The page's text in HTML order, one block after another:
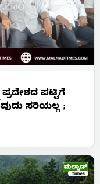
ಪಟ್ಟಿಗೆ
ಸರಿಯಲ್ಲ ;